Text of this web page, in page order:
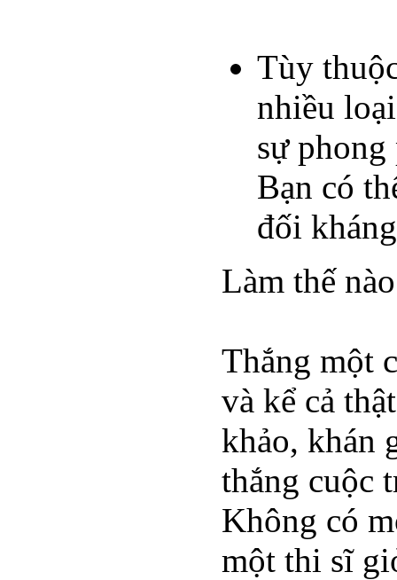
Tùy
nhiều
sự
Bạn có
đối
Làm thế
Thắng một
và kể cả
khảo, khán
thắng cuộc
Không có
một thi sĩ